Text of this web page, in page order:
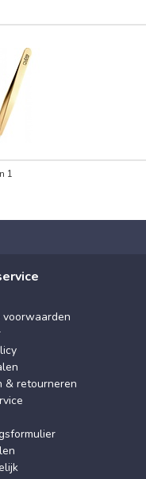
1
& retourneren